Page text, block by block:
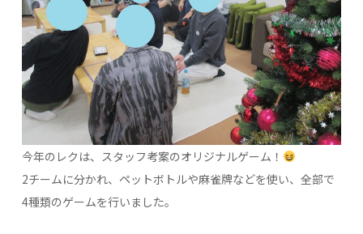
今年のレクは、スタッフ考案のオリジナルゲーム！
2チームに分かれ、ペットボトルや麻雀牌などを使い、全部で
4種類のゲームを行いました。